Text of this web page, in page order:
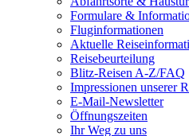
Formulare &
Fluginformationen
Aktuelle
Reisebeurteilung
Blitz-Reisen A-Z/FAQ
Impressionen unserer
E-Mail-Newsletter
Öffnungszeiten
Ihr Weg zu uns